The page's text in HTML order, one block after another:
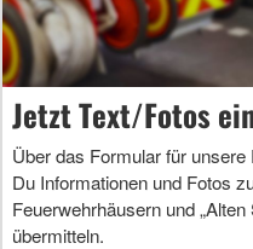
Jetzt Text/Fotos
Über das Formular für unsere
Du Informationen und Fotos
Feuerwehrhäusern und
übermitteln.